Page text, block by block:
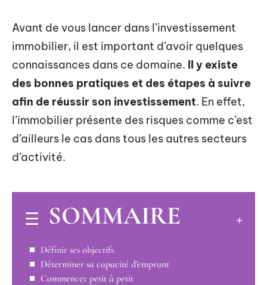
Avant de vous lancer dans l’investissement
immobilier, il est important d’avoir quelques
connaissances dans ce domaine. Il y existe
des bonnes pratiques et des étapes à suivre
afin de réussir son investissement. En effet,
l’immobilier présente des risques comme c’est
d’ailleurs le cas dans tous les autres secteurs
d’activité.
SOMMAIRE
Définir ses objectifs
Déterminer sa capacité d’emprunt
Commencer petit à petit